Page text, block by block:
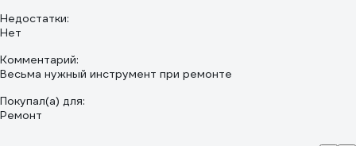
Недостатки:
Нет
Комментарий:
Весьма нужный инструмент при ремонте
Покупал(а) для:
Ремонт